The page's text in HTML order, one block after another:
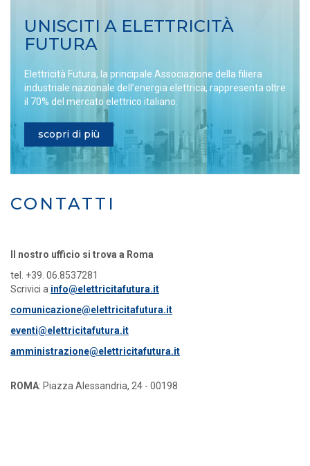
UNISCITI A ELETTRICITÀ
FUTURA
Elettricità Futura, la principale Associazione della filiera
industriale nazionale dell’energia elettrica, rappresenta oltre
il 70% del mercato elettrico italiano.
scopri di più
CONTATTI
Il nostro ufficio si trova a Roma
tel. +39. 06.8537281
Scrivici a info@elettricitafutura.it
comunicazione@elettricitafutura.it
eventi@elettricitafutura.it
amministrazione@elettricitafutura.it
ROMA: Piazza Alessandria, 24 - 00198